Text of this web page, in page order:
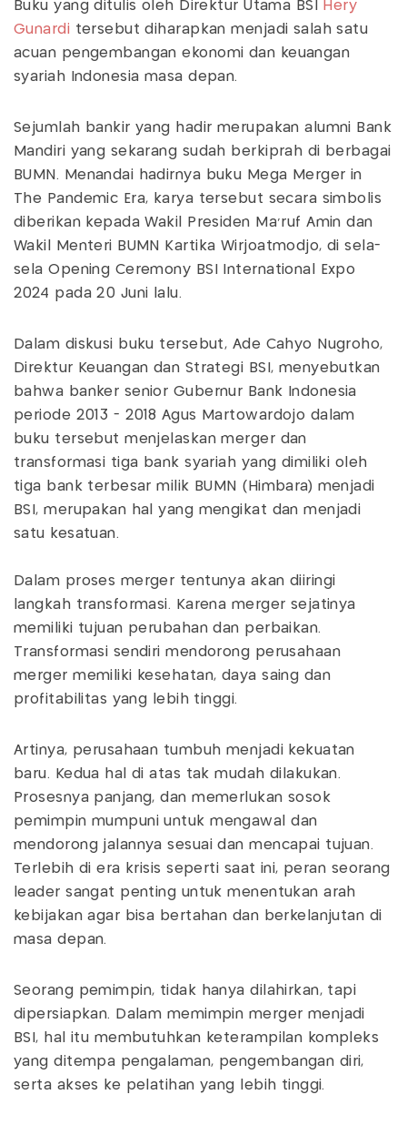
Buku yang ditulis oleh Direktur Utama BSI
Hery
Gunardi tersebut diharapkan menjadi salah satu
acuan pengembangan ekonomi dan keuangan
syariah Indonesia masa depan.
Sejumlah bankir yang hadir merupakan alumni Bank
Mandiri yang sekarang sudah berkiprah di berbagai
BUMN. Menandai hadirnya buku Mega Merger in
The Pandemic Era, karya tersebut secara simbolis
diberikan kepada Wakil Presiden Ma’ruf Amin dan
Wakil Menteri BUMN Kartika Wirjoatmodjo, di sela-
sela Opening Ceremony BSI International Expo
2024 pada 20 Juni lalu.
Dalam diskusi buku tersebut, Ade Cahyo Nugroho,
Direktur Keuangan dan Strategi BSI, menyebutkan
bahwa banker senior Gubernur Bank Indonesia
periode 2013 - 2018 Agus Martowardojo dalam
buku tersebut menjelaskan merger dan
transformasi tiga bank syariah yang dimiliki oleh
tiga bank terbesar milik BUMN (Himbara) menjadi
BSI, merupakan hal yang mengikat dan menjadi
satu kesatuan.
Dalam proses merger tentunya akan diiringi
langkah transformasi. Karena merger sejatinya
memiliki tujuan perubahan dan perbaikan.
Transformasi sendiri mendorong perusahaan
merger memiliki kesehatan, daya saing dan
profitabilitas yang lebih tinggi.
Artinya, perusahaan tumbuh menjadi kekuatan
baru. Kedua hal di atas tak mudah dilakukan.
Prosesnya panjang, dan memerlukan sosok
pemimpin mumpuni untuk mengawal dan
mendorong jalannya sesuai dan mencapai tujuan.
Terlebih di era krisis seperti saat ini, peran seorang
leader sangat penting untuk menentukan arah
kebijakan agar bisa bertahan dan berkelanjutan di
masa depan.
Seorang pemimpin, tidak hanya dilahirkan, tapi
dipersiapkan. Dalam memimpin merger menjadi
BSI, hal itu membutuhkan keterampilan kompleks
yang ditempa pengalaman, pengembangan diri,
serta akses ke pelatihan yang lebih tinggi.